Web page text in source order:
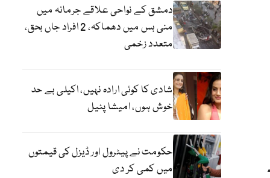
دمشق کے نواحی علاقے جرمانہ میں
منی بس میں دھماکہ، 2 افراد جاں بحق،
متعدد زخمی
شادی کا کوئی ارادہ نہیں، اکیلی بے حد
خوش ہوں، امیشا پٹیل
حکومت نے پیٹرول اور ڈیزل کی قیمتوں
میں کمی کر دی